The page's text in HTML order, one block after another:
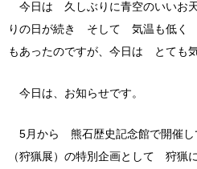
今日は 久しぶりに青空のいいお
りの日が続き そして 気温も低く
もあったのですが、今日は とても
今日は、お知らせです。
5月から 熊石歴史記念館で開催し
（狩猟展）の特別企画として 狩猟